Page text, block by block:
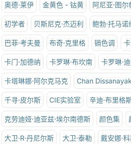
奥德·莱伊 金黄色 - 钴黄 阿尼亚·图
初学者 贝斯尼克·杰迈利 鲍勃·托马诺
巴菲·考夫曼 布奇·克里格 镉色调
卡门·加德纳 卡罗琳·布坎南 卡罗琳·
卡塔琳娜·阿尔克马克 Chan
千寻·皮尔斯 CIE实验室 辛迪·布里格
克劳迪娅·迪亚兹·埃尔南德斯 颜色集
大卫·R·丹尼尔斯 大卫·泰勒 戴安娜·